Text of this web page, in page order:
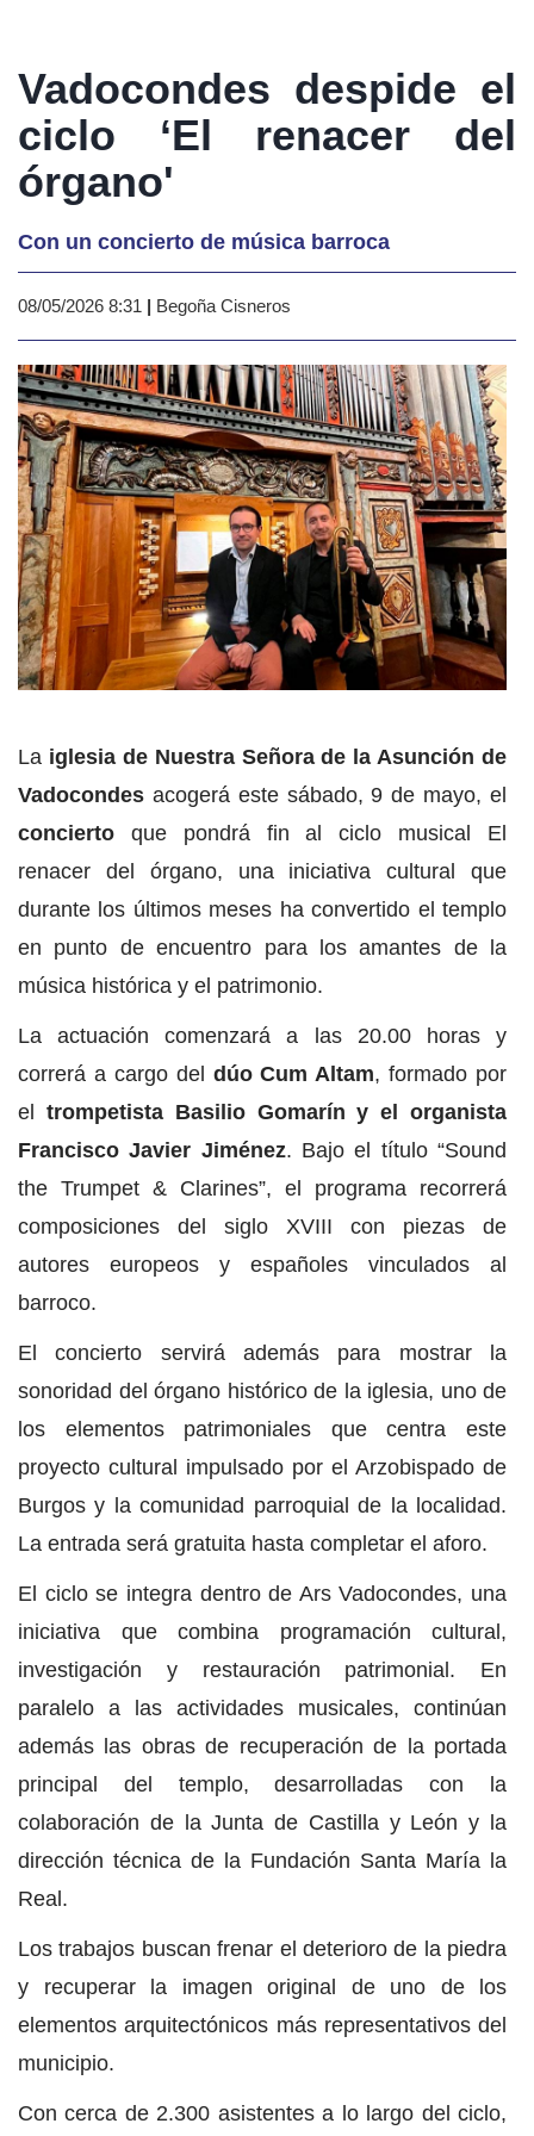
Vadocondes despide el
ciclo ‘El renacer del
órgano'
Con un concierto de música barroca
08/05/2026 8:31 | Begoña Cisneros
La iglesia de Nuestra Señora de la Asunción de
Vadocondes acogerá este sábado, 9 de mayo, el
concierto que pondrá fin al ciclo musical El
renacer del órgano, una iniciativa cultural que
durante los últimos meses ha convertido el templo
en punto de encuentro para los amantes de la
música histórica y el patrimonio.
La actuación comenzará a las 20.00 horas y
correrá a cargo del dúo Cum Altam, formado por
el trompetista Basilio Gomarín y el organista
Francisco Javier Jiménez. Bajo el título “Sound
the Trumpet & Clarines”, el programa recorrerá
composiciones del siglo XVIII con piezas de
autores europeos y españoles vinculados al
barroco.
El concierto servirá además para mostrar la
sonoridad del órgano histórico de la iglesia, uno de
los elementos patrimoniales que centra este
proyecto cultural impulsado por el Arzobispado de
Burgos y la comunidad parroquial de la localidad.
La entrada será gratuita hasta completar el aforo.
El ciclo se integra dentro de Ars Vadocondes, una
iniciativa que combina programación cultural,
investigación y restauración patrimonial. En
paralelo a las actividades musicales, continúan
además las obras de recuperación de la portada
principal del templo, desarrolladas con la
colaboración de la Junta de Castilla y León y la
dirección técnica de la Fundación Santa María la
Real.
Los trabajos buscan frenar el deterioro de la piedra
y recuperar la imagen original de uno de los
elementos arquitectónicos más representativos del
municipio.
Con cerca de 2.300 asistentes a lo largo del ciclo,